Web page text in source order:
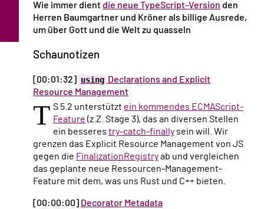
Wie immer dient die neue TypeScript-Version den
Herren Baumgartner und Kröner als billige Ausrede,
um über Gott und die Welt zu quasseln
Schaunotizen
[00:01:32] using Declarations and Explicit
Resource Management
T S 5.2 unterstützt ein kommendes ECMAScript-
Feature (z.Z. Stage 3), das an diversen Stellen
ein besseres try-catch-finallysein will. Wir
grenzen das Explicit Resource Management von JS
gegen die FinalizationRegistryab und vergleichen
das geplante neue Ressourcen-Management-
Feature mit dem, was uns Rust und C++ bieten.
[00:00:00] Decorator Metadata